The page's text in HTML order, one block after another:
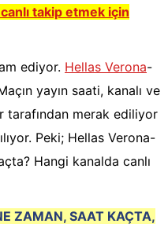
canlı takip etmek için
ediyor. Hellas Verona-
yayın saati, kanalı ve
tarafından merak ediliyor
Peki; Hellas Verona-
Hangi kanalda canlı
ZAMAN, SAAT KAÇTA,